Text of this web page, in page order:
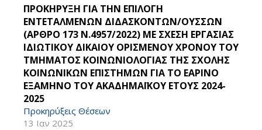
ΠΡΟΚΗΡΥΞΗ ΓΙΑ ΤΗΝ ΕΠΙΛΟΓΗ
ΕΝΤΕΤΑΛΜΕΝΩΝ ΔΙΔΑΣΚΟΝΤΩΝ/ΟΥΣΣΩΝ
(ΑΡΘΡΟ 173 Ν.4957/2022) ΜΕ ΣΧΕΣΗ ΕΡΓΑΣΙΑΣ
ΙΔΙΩΤΙΚΟΥ ΔΙΚΑΙΟΥ ΟΡΙΣΜΕΝΟΥ ΧΡΟΝΟΥ ΤΟΥ
ΤΜΗΜΑΤΟΣ ΚΟΙΝΩΝΙΟΛΟΓΙΑΣ ΤΗΣ ΣΧΟΛΗΣ
ΚΟΙΝΩΝΙΚΩΝ ΕΠΙΣΤΗΜΩΝ ΓΙΑ ΤΟ ΕΑΡΙΝΟ
ΕΞΑΜΗΝΟ ΤΟΥ ΑΚΑΔΗΜΑΪΚΟΥ ΕΤΟΥΣ 2024-
2025
Προκηρύξεις Θέσεων
13 Ιαν 2025